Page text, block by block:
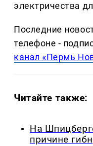
электричества
Последние
телефоне -
канал «Пермь
Читайте также:
На
причине